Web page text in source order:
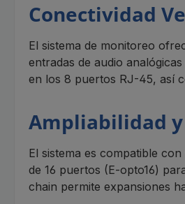
Conectividad
El sistema de monitoreo
entradas de audio
en los 8 puertos RJ-45, así
Ampliabilidad
El sistema es compatible
de 16 puertos (E-opto16)
chain permite expansiones